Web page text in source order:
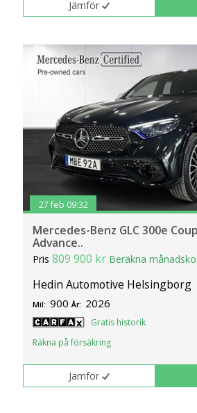
Jämför
27 feb 09:32
Mercedes-Benz GLC 300e
Advance..
Pris809 900 kr Beräkna
Hedin Automotive Helsingborg
Mil: 900 År: 2026
Gratis historik
Räkna på försäkring
Jämför